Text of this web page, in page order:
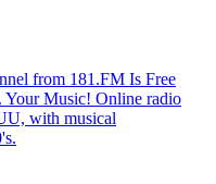
from 181.FM Is Free
Music! Online radio
with musical